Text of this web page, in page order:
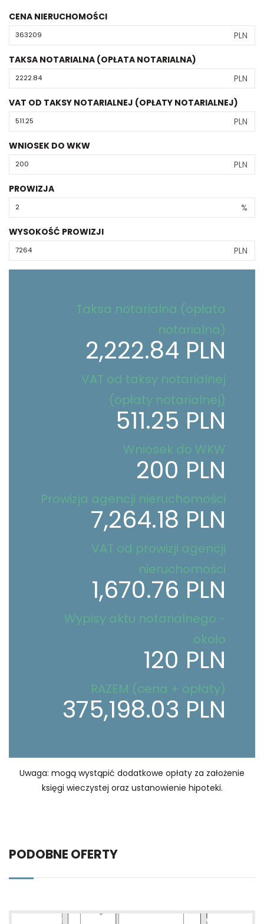
CENA NIERUCHOMOŚCI
PLN
TAKSA NOTARIALNA (OPŁATA NOTARIALNA)
PLN
VAT OD TAKSY NOTARIALNEJ (OPŁATY NOTARIALNEJ)
PLN
WNIOSEK DO WKW
PLN
PROWIZJA
%
WYSOKOŚĆ PROWIZJI
PLN
Taksa notarialna (opłata
notarialna)
2,222.84 PLN
VAT od taksy notarialnej
(opłaty notarialnej)
511.25 PLN
Wniosek do WKW
200 PLN
Prowizja agencji nieruchomości
7,264.18 PLN
VAT od prowizji agencji
nieruchomości
1,670.76 PLN
Wypisy aktu notarialnego -
około
120 PLN
RAZEM (cena + opłaty)
375,198.03 PLN
Uwaga: mogą wystąpić dodatkowe opłaty za założenie
księgi wieczystej oraz ustanowienie hipoteki.
PODOBNE OFERTY